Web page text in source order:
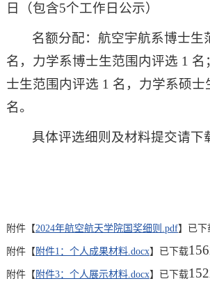
日（包含5个工作日公示）
名额分配：航空宇航系博士生
名，力学系博士生范围内评选 1 名
士生范围内评选 1 名，力学系硕士
名。
具体评选细则及材料提交请下
附件【2024年航空航天学院国奖细则.pdf】已下
附件【 附件1：个人成果材料.docx】已下载156
附件【 附件3：个人展示材料.docx】已下载152